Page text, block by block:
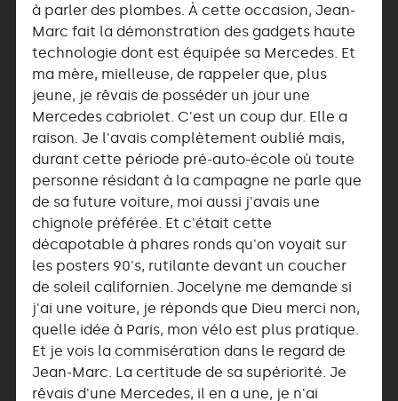
à parler des plombes. À cette occasion, Jean-
Marc fait la démonstration des gadgets haute
technologie dont est équipée sa Mercedes. Et
ma mère, mielleuse, de rappeler que, plus
jeune, je rêvais de posséder un jour une
Mercedes cabriolet. C'est un coup dur. Elle a
raison. Je l'avais complètement oublié mais,
durant cette période pré-auto-école où toute
personne résidant à la campagne ne parle que
de sa future voiture, moi aussi j'avais une
chignole préférée. Et c'était cette
décapotable à phares ronds qu'on voyait sur
les posters 90's, rutilante devant un coucher
de soleil californien. Jocelyne me demande si
j'ai une voiture, je réponds que Dieu merci non,
quelle idée à Paris, mon vélo est plus pratique.
Et je vois la commisération dans le regard de
Jean-Marc. La certitude de sa supériorité. Je
rêvais d'une Mercedes, il en a une, je n'ai